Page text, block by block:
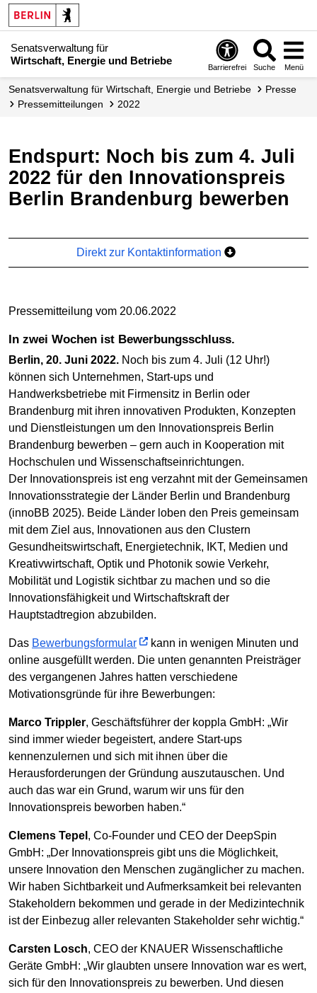
Senatsverwaltung für
Wirtschaft, Energie und Betriebe
Barrierefrei Suche Menü
Senats­verwaltung für Wirtschaft, Energie und Betriebe
Presse
Presse­mitteilungen
2022
Endspurt: Noch bis zum 4. Juli
2022 für den Innovationspreis
Berlin Brandenburg bewerben
Direkt zur Kontaktinformation
Pressemitteilung vom 20.06.2022
In zwei Wochen ist Bewerbungsschluss.
Berlin, 20. Juni 2022. Noch bis zum 4. Juli (12 Uhr!)
können sich Unternehmen, Start-ups und
Handwerksbetriebe mit Firmensitz in Berlin oder
Brandenburg mit ihren innovativen Produkten, Konzepten
und Dienstleistungen um den Innovationspreis Berlin
Brandenburg bewerben – gern auch in Kooperation mit
Hochschulen und Wissenschaftseinrichtungen.
Der Innovationspreis ist eng verzahnt mit der Gemeinsamen
Innovationsstrategie der Länder Berlin und Brandenburg
(innoBB 2025). Beide Länder loben den Preis gemeinsam
mit dem Ziel aus, Innovationen aus den Clustern
Gesundheitswirtschaft, Energietechnik, IKT, Medien und
Kreativwirtschaft, Optik und Photonik sowie Verkehr,
Mobilität und Logistik sichtbar zu machen und so die
Innovationsfähigkeit und Wirtschaftskraft der
Hauptstadtregion abzubilden.
Das Bewerbungsformular
kann in wenigen Minuten und
online ausgefüllt werden. Die unten genannten Preisträger
des vergangenen Jahres hatten verschiedene
Motivationsgründe für ihre Bewerbungen:
Marco Trippler, Geschäftsführer der koppla GmbH: „Wir
sind immer wieder begeistert, andere Start-ups
kennenzulernen und sich mit ihnen über die
Herausforderungen der Gründung auszutauschen. Und
auch das war ein Grund, warum wir uns für den
Innovationspreis beworben haben.“
Clemens Tepel , Co-Founder und CEO der DeepSpin
GmbH: „Der Innovationspreis gibt uns die Möglichkeit,
unsere Innovation den Menschen zugänglicher zu machen.
Wir haben Sichtbarkeit und Aufmerksamkeit bei relevanten
Stakeholdern bekommen und gerade in der Medizintechnik
ist der Einbezug aller relevanten Stakeholder sehr wichtig.“
Carsten Losch, CEO der KNAUER Wissenschaftliche
Geräte GmbH: „Wir glaubten unsere Innovation war es wert,
sich für den Innovationspreis zu bewerben. Und diesen